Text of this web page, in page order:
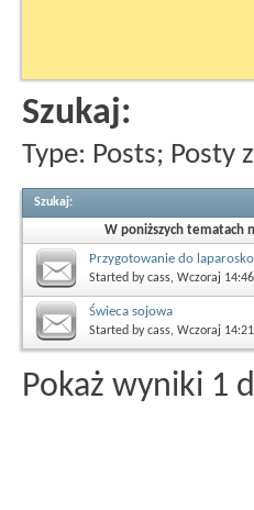
Szukaj:
Type: Posts; Posty
Szukaj:
W poniższych tematach
Przygotowanie do
Started bycass, Wczoraj 14:46
Świeca sojowa
Started bycass, Wczoraj 14:21
Pokaż wyniki 1